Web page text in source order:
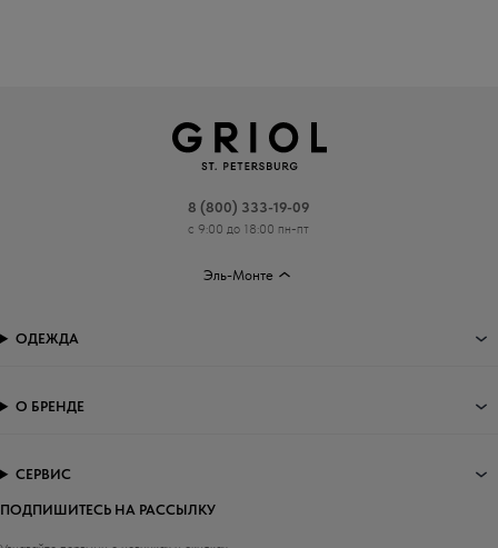
8 (800) 333-19-09
с 9:00 до 18:00 пн-пт
Эль-Монте
ПОДПИШИТЕСЬ НА РАССЫЛКУ
ОДЕЖДА
О БРЕНДЕ
СЕРВИС